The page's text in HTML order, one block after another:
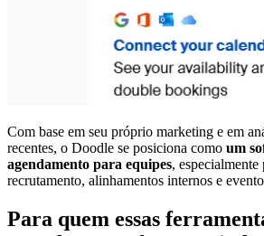
Com base em seu próprio marketing e em
recentes, o Doodle se posiciona como um
agendamento para equipes, especialmente
recrutamento, alinhamentos internos e
Para quem essas